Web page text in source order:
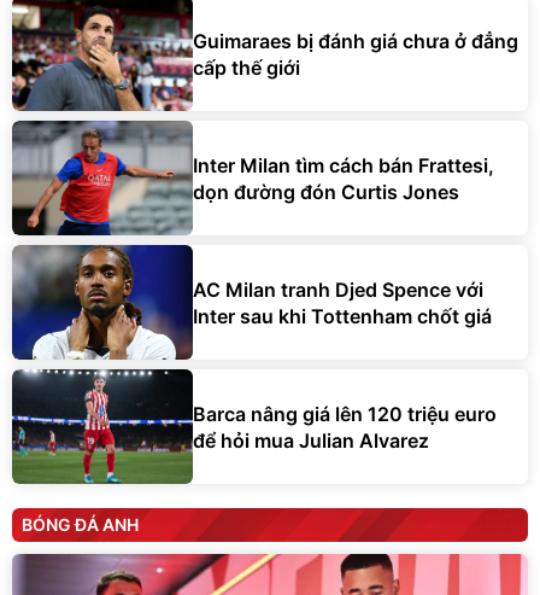
Guimaraes bị đánh giá chưa ở đẳng
cấp thế giới
Inter Milan tìm cách bán Frattesi,
dọn đường đón Curtis Jones
AC Milan tranh Djed Spence với
Inter sau khi Tottenham chốt giá
Barca nâng giá lên 120 triệu euro
để hỏi mua Julian Alvarez
BÓNG ĐÁ ANH